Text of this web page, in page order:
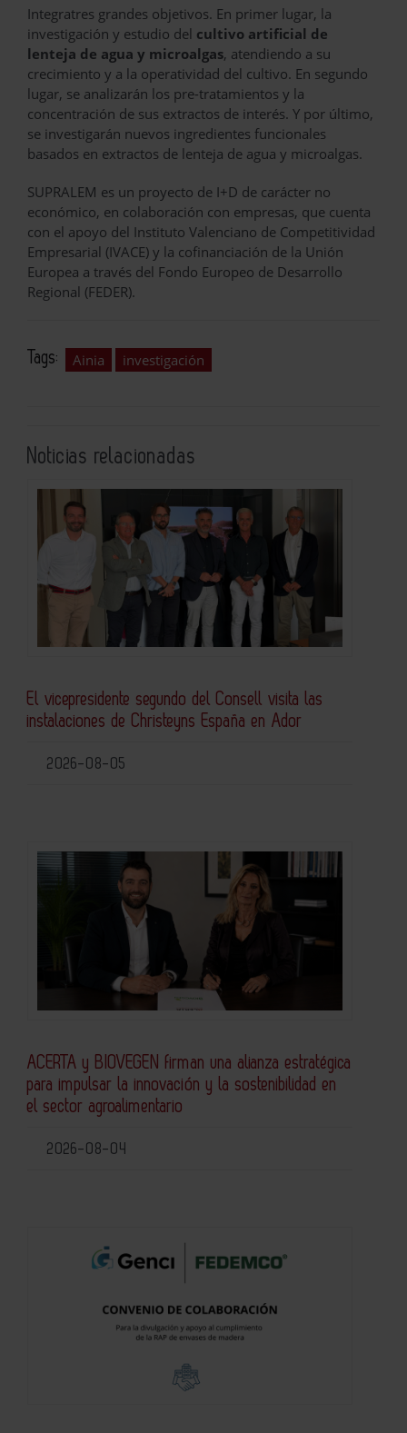
Integratres grandes objetivos. En primer lugar, la
investigación y estudio del cultivo artificial de
lenteja de agua y microalgas, atendiendo a su
crecimiento y a la operatividad del cultivo. En segundo
lugar, se analizarán los pre-tratamientos y la
concentración de sus extractos de interés. Y por último,
se investigarán nuevos ingredientes funcionales
basados en extractos de lenteja de agua y microalgas.
SUPRALEM es un proyecto de I+D de carácter no
económico, en colaboración con empresas, que cuenta
con el apoyo del Instituto Valenciano de Competitividad
Empresarial (IVACE) y la cofinanciación de la Unión
Europea a través del Fondo Europeo de Desarrollo
Regional (FEDER).
Tags: Ainia investigación
Noticias relacionadas
El vicepresidente segundo del Consell visita las
instalaciones de Christeyns España en Ador
2026-08-05
ACERTA y BIOVEGEN firman una alianza estratégica
para impulsar la innovación y la sostenibilidad en
el sector agroalimentario
2026-08-04